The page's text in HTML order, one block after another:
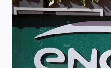
Comprar ou vender?
Carteiras Recomendadas
Central de Dividendos